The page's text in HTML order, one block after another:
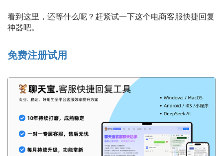
看到这里，还等什么呢？赶紧试一下这个电商客服快捷回复
神器吧。
免费注册试用